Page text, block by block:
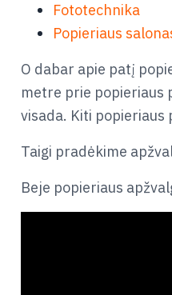
Fototechnika
Popieriaus
O dabar apie patį
metre prie popieriaus
visada. Kiti
Taigi pradėkime
Beje popieriaus